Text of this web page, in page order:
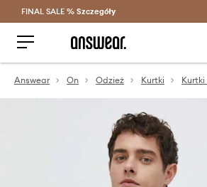
Oszczędzaj z Answear Club >
FINAL SALE % Szczegóły
Answear On Odzież Kurtki